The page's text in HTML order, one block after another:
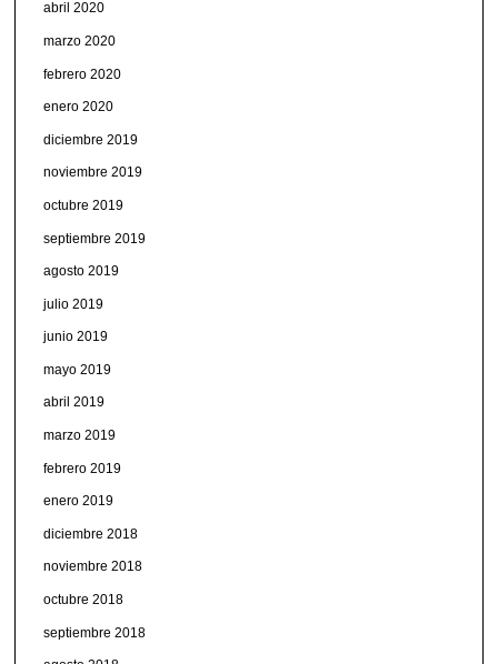
abril 2020
marzo 2020
febrero 2020
enero 2020
diciembre 2019
noviembre 2019
octubre 2019
septiembre 2019
agosto 2019
julio 2019
junio 2019
mayo 2019
abril 2019
marzo 2019
febrero 2019
enero 2019
diciembre 2018
noviembre 2018
octubre 2018
septiembre 2018